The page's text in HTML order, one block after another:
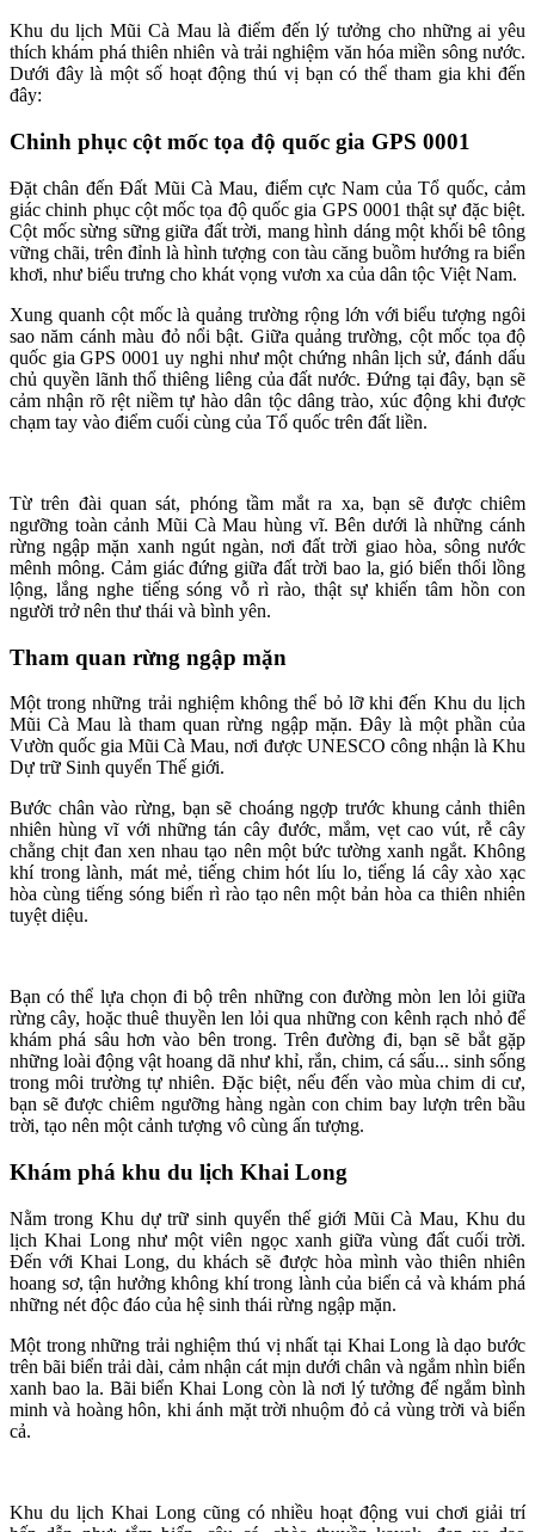
Khu du lịch Mũi Cà Mau là điểm đến lý tưởng cho những ai yêu
thích khám phá thiên nhiên và trải nghiệm văn hóa miền sông nước.
Dưới đây là một số hoạt động thú vị bạn có thể tham gia khi đến
đây:
Chinh phục cột mốc tọa độ quốc gia GPS 0001
Đặt chân đến Đất Mũi Cà Mau, điểm cực Nam của Tổ quốc, cảm
giác chinh phục cột mốc tọa độ quốc gia GPS 0001 thật sự đặc biệt.
Cột mốc sừng sững giữa đất trời, mang hình dáng một khối bê tông
vững chãi, trên đỉnh là hình tượng con tàu căng buồm hướng ra biển
khơi, như biểu trưng cho khát vọng vươn xa của dân tộc Việt Nam.
Xung quanh cột mốc là quảng trường rộng lớn với biểu tượng ngôi
sao năm cánh màu đỏ nổi bật. Giữa quảng trường, cột mốc tọa độ
quốc gia GPS 0001 uy nghi như một chứng nhân lịch sử, đánh dấu
chủ quyền lãnh thổ thiêng liêng của đất nước. Đứng tại đây, bạn sẽ
cảm nhận rõ rệt niềm tự hào dân tộc dâng trào, xúc động khi được
chạm tay vào điểm cuối cùng của Tổ quốc trên đất liền.
Từ trên đài quan sát, phóng tầm mắt ra xa, bạn sẽ được chiêm
ngưỡng toàn cảnh Mũi Cà Mau hùng vĩ. Bên dưới là những cánh
rừng ngập mặn xanh ngút ngàn, nơi đất trời giao hòa, sông nước
mênh mông. Cảm giác đứng giữa đất trời bao la, gió biển thổi lồng
lộng, lắng nghe tiếng sóng vỗ rì rào, thật sự khiến tâm hồn con
người trở nên thư thái và bình yên.
Tham quan rừng ngập mặn
Một trong những trải nghiệm không thể bỏ lỡ khi đến Khu du lịch
Mũi Cà Mau là tham quan rừng ngập mặn. Đây là một phần của
Vườn quốc gia Mũi Cà Mau, nơi được UNESCO công nhận là Khu
Dự trữ Sinh quyển Thế giới.
Bước chân vào rừng, bạn sẽ choáng ngợp trước khung cảnh thiên
nhiên hùng vĩ với những tán cây đước, mắm, vẹt cao vút, rễ cây
chằng chịt đan xen nhau tạo nên một bức tường xanh ngắt. Không
khí trong lành, mát mẻ, tiếng chim hót líu lo, tiếng lá cây xào xạc
hòa cùng tiếng sóng biển rì rào tạo nên một bản hòa ca thiên nhiên
tuyệt diệu.
Bạn có thể lựa chọn đi bộ trên những con đường mòn len lỏi giữa
rừng cây, hoặc thuê thuyền len lỏi qua những con kênh rạch nhỏ để
khám phá sâu hơn vào bên trong. Trên đường đi, bạn sẽ bắt gặp
những loài động vật hoang dã như khỉ, rắn, chim, cá sấu... sinh sống
trong môi trường tự nhiên. Đặc biệt, nếu đến vào mùa chim di cư,
bạn sẽ được chiêm ngưỡng hàng ngàn con chim bay lượn trên bầu
trời, tạo nên một cảnh tượng vô cùng ấn tượng.
Khám phá khu du lịch Khai Long
Nằm trong Khu dự trữ sinh quyển thế giới Mũi Cà Mau, Khu du
lịch Khai Long như một viên ngọc xanh giữa vùng đất cuối trời.
Đến với Khai Long, du khách sẽ được hòa mình vào thiên nhiên
hoang sơ, tận hưởng không khí trong lành của biển cả và khám phá
những nét độc đáo của hệ sinh thái rừng ngập mặn.
Một trong những trải nghiệm thú vị nhất tại Khai Long là dạo bước
trên bãi biển trải dài, cảm nhận cát mịn dưới chân và ngắm nhìn biển
xanh bao la. Bãi biển Khai Long còn là nơi lý tưởng để ngắm bình
minh và hoàng hôn, khi ánh mặt trời nhuộm đỏ cả vùng trời và biển
cả.
Khu du lịch Khai Long cũng có nhiều hoạt động vui chơi giải trí